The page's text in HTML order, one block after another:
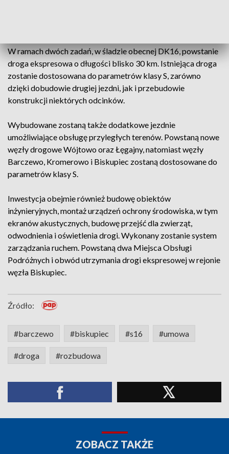
W ramach dwóch zadań, w śladzie obecnej DK16, powstanie
droga ekspresowa o długości blisko 30 km. Istniejąca droga
zostanie dostosowana do parametrów klasy S, zarówno
dzięki dobudowie drugiej jezdni, jak i przebudowie
konstrukcji niektórych odcinków.
Wybudowane zostaną także dodatkowe jezdnie
umożliwiające obsługę przyległych terenów. Powstaną nowe
węzły drogowe Wójtowo oraz Łęgajny, natomiast węzły
Barczewo, Kromerowo i Biskupiec zostaną dostosowane do
parametrów klasy S.
Inwestycja obejmie również budowę obiektów
inżynieryjnych, montaż urządzeń ochrony środowiska, w tym
ekranów akustycznych, budowę przejść dla zwierząt,
odwodnienia i oświetlenia drogi. Wykonany zostanie system
zarządzania ruchem. Powstaną dwa Miejsca Obsługi
Podróżnych i obwód utrzymania drogi ekspresowej w rejonie
węzła Biskupiec.
Źródło:
#barczewo #biskupiec #s16 #umowa
#droga #rozbudowa
ZOBACZ TAKŻE